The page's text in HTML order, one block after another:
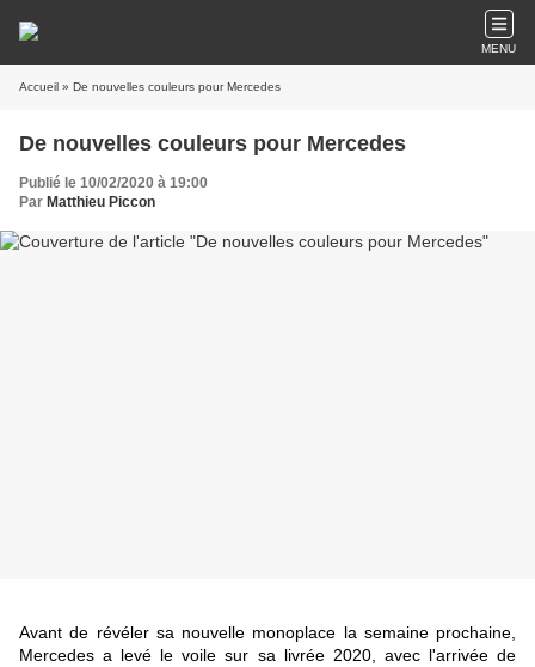
MENU
Accueil » De nouvelles couleurs pour Mercedes
De nouvelles couleurs pour Mercedes
Publié le 10/02/2020 à 19:00
Par Matthieu Piccon
Avant de révéler sa nouvelle monoplace la semaine prochaine,
Mercedes a levé le voile sur sa livrée 2020, avec l'arrivée de